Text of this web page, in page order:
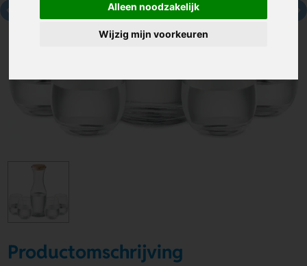
Alleen noodzakelijk
Wijzig mijn voorkeuren
Productomschrijving